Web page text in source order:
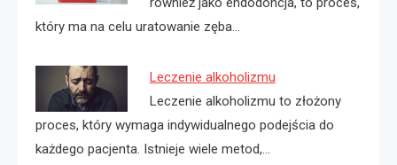
który ma na celu uratowanie zęba…
Leczenie alkoholizmu
Leczenie alkoholizmu to złożony
proces, który wymaga indywidualnego podejścia do
każdego pacjenta. Istnieje wiele metod,…